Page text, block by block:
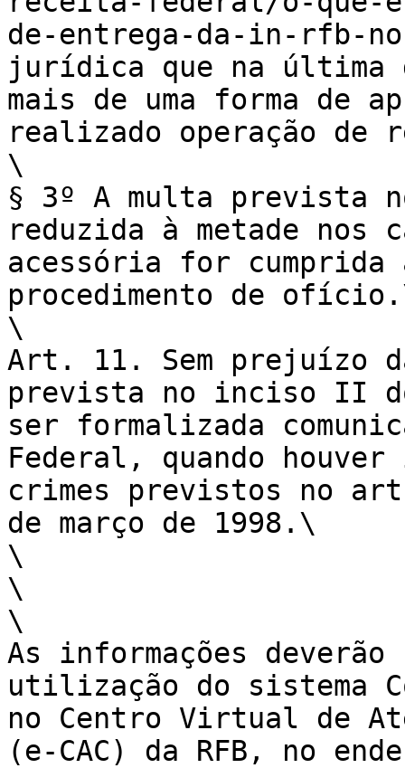
de-entrega-da-in-rfb-
jurídica que na última
mais de uma forma de
realizado operação de
\
§ 3º A multa prevista
reduzida à metade nos
acessória for cumprida
procedimento de
\
Art. 11. Sem prejuízo
prevista no inciso II
ser formalizada
Federal, quando
crimes previstos no
de março de 1998.\
\
\
\
As informações
utilização do sistema
no Centro Virtual de
(e-CAC) da RFB, no